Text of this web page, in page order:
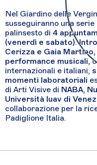
Nel Giardino delle
susseguiranno una
palinsesto di 4
(venerdì e sabato).
Cerizza e Gaia
performance musicali,
internazionali e italiani,
momenti laboratoriali
di Arti Visive di NABA,
Università Iuav di
collaborazione per la
Padiglione Italia.